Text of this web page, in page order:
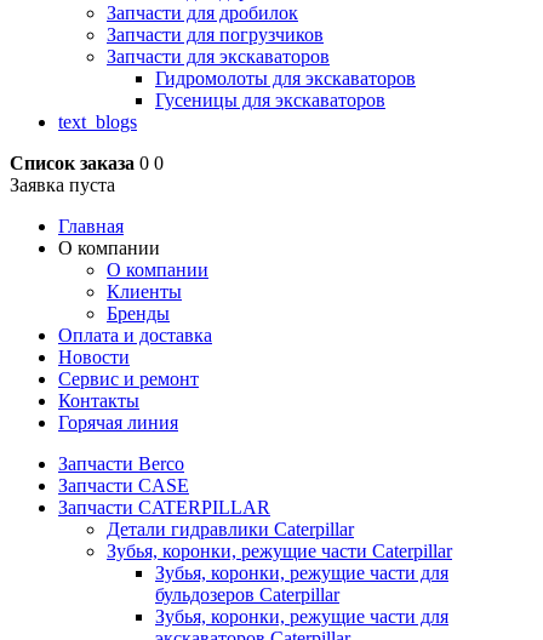
Запчасти для дробилок
Запчасти для погрузчиков
Запчасти для экскаваторов
Гидромолоты для экскаваторов
Гусеницы для экскаваторов
text_blogs
Список заказа 0 0
Заявка пуста
Главная
О компании
О компании
Клиенты
Бренды
Оплата и доставка
Новости
Сервис и ремонт
Контакты
Горячая линия
Запчасти Berco
Запчасти CASE
Запчасти CATERPILLAR
Детали гидравлики Caterpillar
Зубья, коронки, режущие части Caterpillar
Зубья, коронки, режущие части для
бульдозеров Caterpillar
Зубья, коронки, режущие части для